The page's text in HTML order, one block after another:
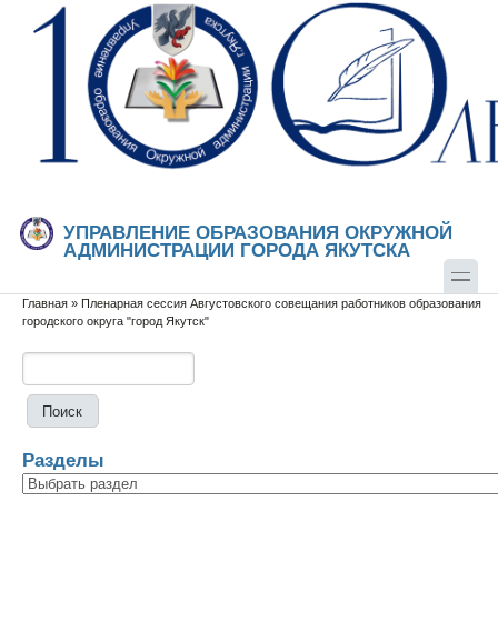
Перейти к основному содержанию
Skip to search
УПРАВЛЕНИЕ ОБРАЗОВАНИЯ ОКРУЖНОЙ
АДМИНИСТРАЦИИ ГОРОДА ЯКУТСКА
Вы здесь
Главная » Пленарная сессия Августовского совещания работников образования
городского округа "город Якутск"
Разделы